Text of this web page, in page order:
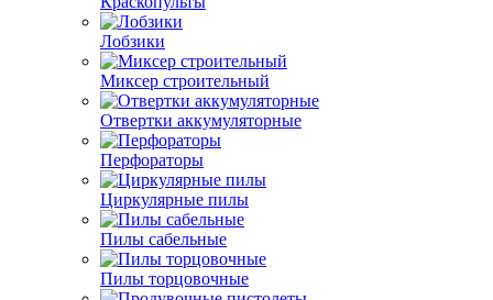
Лобзики
Миксер строительный
Отвертки аккумуляторные
Перфораторы
Циркулярные пилы
Пилы сабельные
Пилы торцовочные